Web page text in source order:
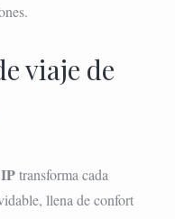
viaje de
transforma cada
llena de confort